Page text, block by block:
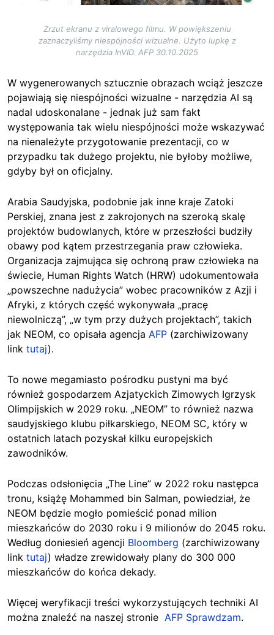
Zrzut ekranu z viralowego filmu. W powiększeniu
zaznaczyliśmy niespójności wizualne. Użyto lupkę z
narzędzia InVID. AFP 30.10.2025
W wygenerowanych sztucznie obrazach wciąż jeszcze
pojawiają się niespójności wizualne - narzędzia AI są
nadal udoskonalane - jednak już sam fakt
występowania tak wielu niespójności może wskazywać
na nienależyte przygotowanie prezentacji, co w
przypadku tak dużego projektu, nie byłoby możliwe,
gdyby był on oficjalny.
Arabia Saudyjska, podobnie jak inne kraje Zatoki
Perskiej, znana jest z zakrojonych na szeroką skalę
projektów budowlanych, które w przeszłości budziły
obawy pod kątem przestrzegania praw człowieka.
Organizacja zajmująca się ochroną praw człowieka na
świecie, Human Rights Watch (HRW) udokumentowała
„powszechne nadużycia” wobec pracowników z Azji i
Afryki, z których część wykonywała „pracę
niewolniczą”, „w tym przy dużych projektach”, takich
jak NEOM, co opisała agencja AFP (zarchiwizowany
link tutaj).
To nowe megamiasto pośrodku pustyni ma być
również gospodarzem Azjatyckich Zimowych Igrzysk
Olimpijskich w 2029 roku. „NEOM” to również nazwa
saudyjskiego klubu piłkarskiego, NEOM SC, który w
ostatnich latach pozyskał kilku europejskich
zawodników.
Podczas odsłonięcia „The Line” w 2022 roku następca
tronu, książę Mohammed bin Salman, powiedział, że
NEOM będzie mogło pomieścić ponad milion
mieszkańców do 2030 roku i 9 milionów do 2045 roku.
Według doniesień agencji Bloomberg (zarchiwizowany
link tutaj) władze zrewidowały plany do 300 000
mieszkańców do końca dekady.
Więcej weryfikacji treści wykorzystujących techniki AI
można znaleźć na naszej stronie AFP Sprawdzam.